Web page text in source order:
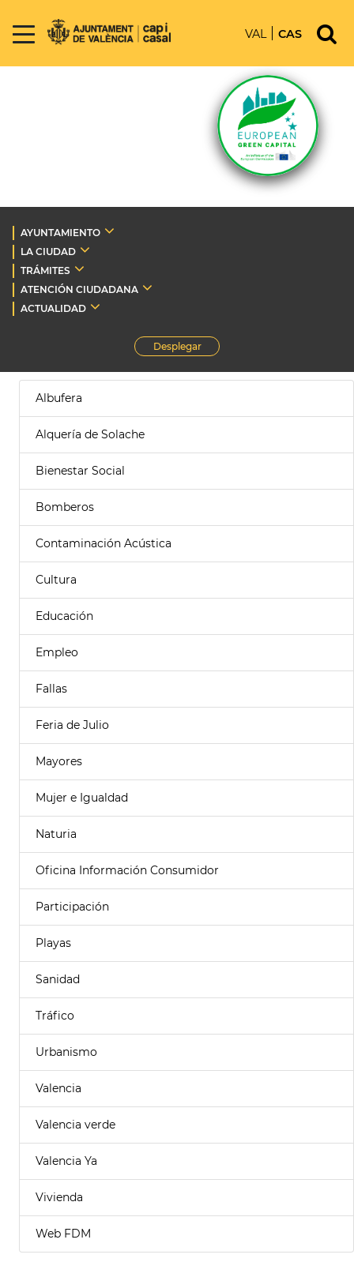
VAL CAS
AYUNTAMIENTO
LA CIUDAD
TRÁMITES
ATENCIÓN CIUDADANA
ACTUALIDAD
Desplegar
Albufera
Alquería de Solache
Bienestar Social
Bomberos
Contaminación Acústica
Cultura
Educación
Empleo
Fallas
Feria de Julio
Mayores
Mujer e Igualdad
Naturia
Oficina Información Consumidor
Participación
Playas
Sanidad
Tráfico
Urbanismo
Valencia
Valencia verde
Valencia Ya
Vivienda
Web FDM